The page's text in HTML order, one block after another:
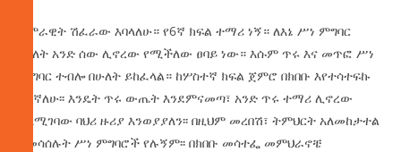
ሳምራዊት ሽፈራው እባላለሁ። የ6ኛ ክፍል ተማሪ ነኝ። ለእኔ ሥነ ምግባር
ማለት አንድ ሰው ሊኖረው የሚችለው ፀባይ ነው። እሱም ጥሩ እና መጥፎ ሥነ
ምግባር ተብሎ በሁለት ይከፈላል። ከሦስተኛ ክፍል ጀምሮ በክበቡ እየተሳተፍኩ
እገኛለሁ፡፡ እንዴት ጥሩ ውጤት እንደምናመጣ፣ አንድ ጥሩ ተማሪ ሊኖረው
ስለሚገባው ባህሪ ዙሪያ እንወያያለን፡፡ በዚህም መረበሽ፣ ትምህርት አለመከታተል
የመሳሰሉት ሥነ ምግባሮች የሉኝም፡፡ በክበቡ መሳተፌ መምህራኖቼ